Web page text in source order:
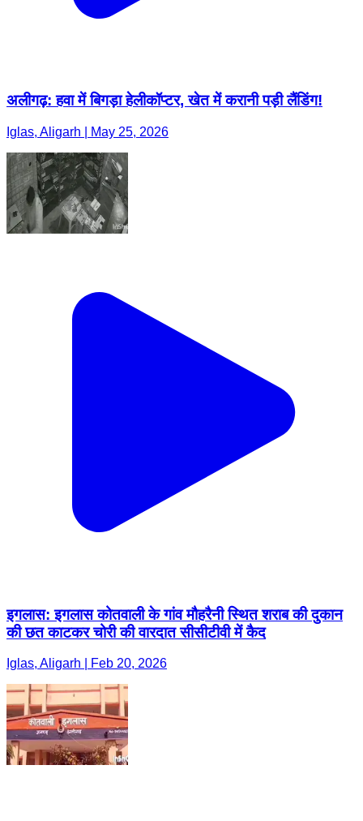
अलीगढ़: हवा में बिगड़ा हेलीकॉप्टर, खेत में करानी पड़ी लैंडिंग!
Iglas, Aligarh | May 25, 2026
इगलास: इगलास कोतवाली के गांव मौहरैनी स्थित शराब की दुकान
की छत काटकर चोरी की वारदात सीसीटीवी में कैद
Iglas, Aligarh | Feb 20, 2026